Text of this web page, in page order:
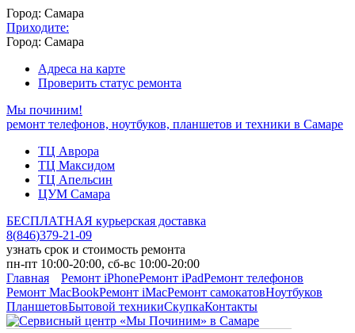
Город: Самара
Приходите:
Город: Самара
Адреса на карте
Проверить статус ремонта
Мы починим!
ремонт телефонов, ноутбуков, планшетов и техники в Самаре
ТЦ Аврора
ТЦ Максидом
ТЦ Апельсин
ЦУМ Самара
БЕСПЛАТНАЯ курьерская доставка
8(846)379-21-09
узнать срок и стоимость ремонта
пн-пт 10:00-20:00, сб-вс 10:00-20:00
Главная
Ремонт iPhoneРемонт iPadРемонт телефонов
Ремонт MacBookРемонт iMacРемонт самокатовНоутбуков
ПланшетовБытовой техникиСкупкаКонтакты